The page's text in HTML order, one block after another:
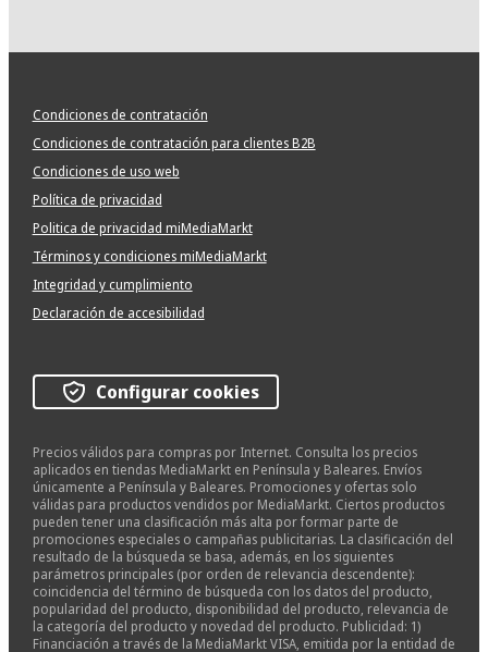
Condiciones de contratación
Condiciones de contratación para clientes B2B
Condiciones de uso web
Política de privacidad
Politica de privacidad miMediaMarkt
Términos y condiciones miMediaMarkt
Integridad y cumplimiento
Declaración de accesibilidad
Configurar cookies
Precios válidos para compras por Internet. Consulta los precios
aplicados en tiendas MediaMarkt en Península y Baleares. Envíos
únicamente a Península y Baleares. Promociones y ofertas solo
válidas para productos vendidos por MediaMarkt. Ciertos productos
pueden tener una clasificación más alta por formar parte de
promociones especiales o campañas publicitarias. La clasificación del
resultado de la búsqueda se basa, además, en los siguientes
parámetros principales (por orden de relevancia descendente):
coincidencia del término de búsqueda con los datos del producto,
popularidad del producto, disponibilidad del producto, relevancia de
la categoría del producto y novedad del producto. Publicidad: 1)
Financiación a través de la MediaMarkt VISA, emitida por la entidad de